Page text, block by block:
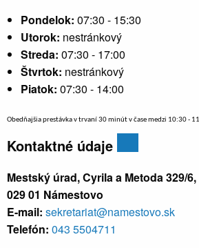
Pondelok: 07:30 - 15:30
Utorok: nestránkový
Streda: 07:30 - 17:00
Štvrtok: nestránkový
Piatok: 07:30 - 14:00
Obedňajšia prestávka v trvaní 30 minút v čase medzi 10:30 -
Kontaktné údaje
Mestský úrad, Cyrila a Metoda 329/6,
029 01 Námestovo
E-mail: sekretariat@namestovo.sk
Telefón: 043 5504711